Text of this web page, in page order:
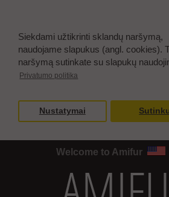
Siekdami užtikrinti sklandų naršymą,
naudojame slapukus (angl. cookies).
naršymą sutinkate su slapukų
Privatumo politika
Nustatymai
Welcome to Amifur